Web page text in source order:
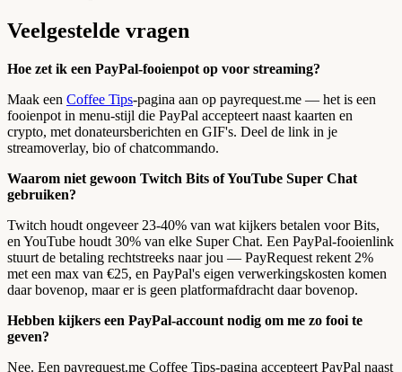
Veelgestelde vragen
Hoe zet ik een PayPal-fooienpot op voor streaming?
Maak een Coffee Tips-pagina aan op payrequest.me — het is een
fooienpot in menu-stijl die PayPal accepteert naast kaarten en
crypto, met donateursberichten en GIF's. Deel de link in je
streamoverlay, bio of chatcommando.
Waarom niet gewoon Twitch Bits of YouTube Super Chat
gebruiken?
Twitch houdt ongeveer 23-40% van wat kijkers betalen voor Bits,
en YouTube houdt 30% van elke Super Chat. Een PayPal-fooienlink
stuurt de betaling rechtstreeks naar jou — PayRequest rekent 2%
met een max van €25, en PayPal's eigen verwerkingskosten komen
daar bovenop, maar er is geen platformafdracht daar bovenop.
Hebben kijkers een PayPal-account nodig om me zo fooi te
geven?
Nee. Een payrequest.me Coffee Tips-pagina accepteert PayPal naast